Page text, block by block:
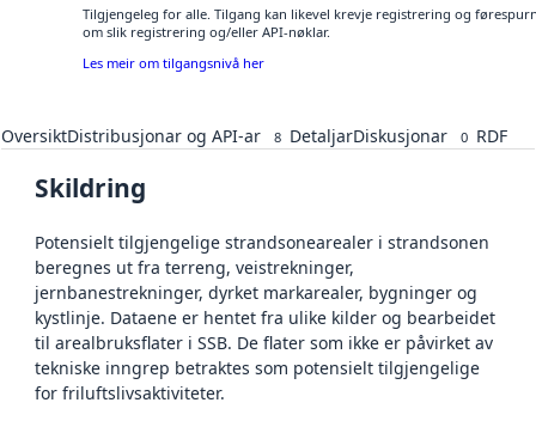
Tilgjengeleg for alle. Tilgang kan likevel krevje registrering og
om slik registrering og/eller API-nøklar.
Les meir om tilgangsnivå her
OversiktDistribusjonar og API-ar 8 DetaljarDiskusjonar 0 RDF
Skildring
Potensielt tilgjengelige strandsonearealer i strandsonen
beregnes ut fra terreng, veistrekninger,
jernbanestrekninger, dyrket markarealer, bygninger og
kystlinje. Dataene er hentet fra ulike kilder og bearbeidet
til arealbruksflater i SSB. De flater som ikke er påvirket av
tekniske inngrep betraktes som potensielt tilgjengelige
for friluftslivsaktiviteter.